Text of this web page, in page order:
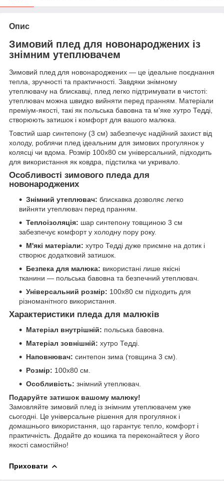
Опис
Зимовий плед для новонароджених із
знімним утеплювачем
Зимовий плед для новонароджених — це ідеальне поєднання
тепла, зручності та практичності. Завдяки знімному
утеплювачу на блискавці, плед легко підтримувати в чистоті:
утеплювач можна швидко вийняти перед пранням. Матеріали
преміум-якості, такі як польська бавовна та м'яке хутро Тедді,
створюють затишок і комфорт для вашого малюка.
Товстий шар синтепону (3 см) забезпечує надійний захист від
холоду, роблячи плед ідеальним для зимових прогулянок у
колясці чи вдома. Розмір 100х80 см універсальний, підходить
для використання як ковдра, підстилка чи укривало.
Особливості зимового пледа для
новонароджених
Знімний утеплювач: блискавка дозволяє легко
вийняти утеплювач перед пранням.
Теплоізоляція: шар синтепону товщиною 3 см
забезпечує комфорт у холодну пору року.
М'які матеріали: хутро Тедді дуже приємне на дотик і
створює додатковий затишок.
Безпека для малюка: використані лише якісні
тканини — польська бавовна та безпечний утеплювач.
Універсальний розмір: 100х80 см підходить для
різноманітного використання.
Характеристики пледа для малюків
Матеріал внутрішній: польська бавовна.
Матеріал зовнішній: хутро Тедді.
Наповнювач: синтепон зима (товщина 3 см).
Розмір: 100х80 см.
Особливість: знімний утеплювач.
Подаруйте затишок вашому малюку!
Замовляйте зимовий плед із знімним утеплювачем уже
сьогодні. Це універсальне рішення для прогулянок і
домашнього використання, що гарантує тепло, комфорт і
практичність. Додайте до кошика та переконайтеся у його
якості самостійно!
Приховати